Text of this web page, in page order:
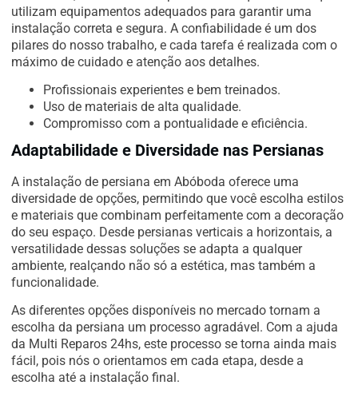
utilizam equipamentos adequados para garantir uma
instalação correta e segura. A confiabilidade é um dos
pilares do nosso trabalho, e cada tarefa é realizada com o
máximo de cuidado e atenção aos detalhes.
Profissionais experientes e bem treinados.
Uso de materiais de alta qualidade.
Compromisso com a pontualidade e eficiência.
Adaptabilidade e Diversidade nas Persianas
A instalação de persiana em Abóboda oferece uma
diversidade de opções, permitindo que você escolha estilos
e materiais que combinam perfeitamente com a decoração
do seu espaço. Desde persianas verticais a horizontais, a
versatilidade dessas soluções se adapta a qualquer
ambiente, realçando não só a estética, mas também a
funcionalidade.
As diferentes opções disponíveis no mercado tornam a
escolha da persiana um processo agradável. Com a ajuda
da Multi Reparos 24hs, este processo se torna ainda mais
fácil, pois nós o orientamos em cada etapa, desde a
escolha até a instalação final.